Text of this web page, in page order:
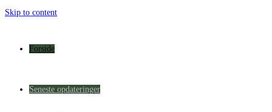
Skip to content
Forside
Seneste opdateringer